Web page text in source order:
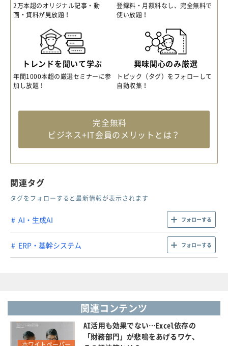
2万本超のオリジナル記事・動
画・資料が見放題！
登録料・月額料なし、完全無料で
使い放題！
トレンドを聞いて学ぶ
年間1000本超の厳選セミナーに参
加し放題！
興味関心のみ厳選
トピック（タグ）をフォローして
自動収集！
完全無料
ビジネス+IT会員のメリットとは？
関連タグ
タグをフォローすると最新情報が表示されます
AI・生成AI フォローする
ERP・基幹システム フォローする
関連コンテンツ
AI活用も効果でない…Excel依存の
「財務部門」が悲鳴をあげるワケ、